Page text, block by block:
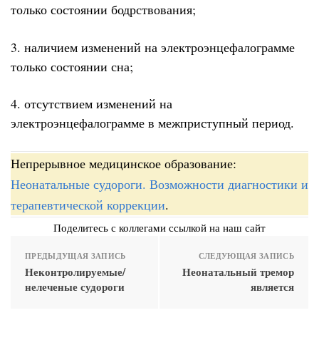
только состоянии бодрствования;
3. наличием изменений на электроэнцефалограмме
только состоянии сна;
4. отсутствием изменений на
электроэнцефалограмме в межприступный период.
Непрерывное медицинское образование:
Неонатальные судороги. Возможности диагностики и
терапевтической коррекции.
Поделитесь с коллегами ссылкой на наш сайт
ПРЕДЫДУЩАЯ ЗАПИСЬ
Неконтролируемые/
нелеченые судороги
СЛЕДУЮЩАЯ ЗАПИСЬ
Неонатальный тремор
является